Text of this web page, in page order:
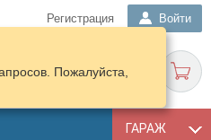
Регистрация Войти
ГАРАЖ
Пожалуйста,